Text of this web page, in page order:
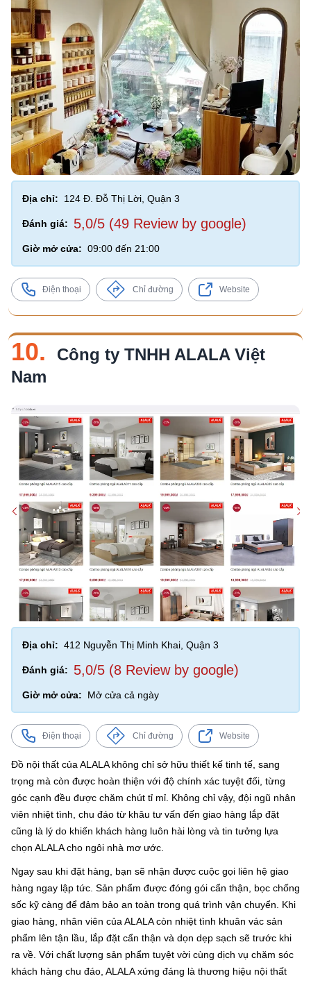
Địa chỉ: 124 Đ. Đỗ Thị Lời, Quận 3
Đánh giá: 5,0/5 (49 Review by google)
Giờ mở cửa: 09:00 đến 21:00
Điện thoại Chỉ đường Website
10.
Công ty TNHH ALALA Việt
Nam
Địa chỉ: 412 Nguyễn Thị Minh Khai, Quận 3
Đánh giá: 5,0/5 (8 Review by google)
Giờ mở cửa: Mở cửa cả ngày
Điện thoại Chỉ đường Website
Đồ nội thất của ALALA không chỉ sở hữu thiết kế tinh tế, sang
trọng mà còn được hoàn thiện với độ chính xác tuyệt đối, từng
góc cạnh đều được chăm chút tỉ mỉ. Không chỉ vậy, đội ngũ nhân
viên nhiệt tình, chu đáo từ khâu tư vấn đến giao hàng lắp đặt
cũng là lý do khiến khách hàng luôn hài lòng và tin tưởng lựa
chọn ALALA cho ngôi nhà mơ ước.
Ngay sau khi đặt hàng, bạn sẽ nhận được cuộc gọi liên hệ giao
hàng ngay lập tức. Sản phẩm được đóng gói cẩn thận, bọc chống
sốc kỹ càng để đảm bảo an toàn trong quá trình vận chuyển. Khi
giao hàng, nhân viên của ALALA còn nhiệt tình khuân vác sản
phẩm lên tận lầu, lắp đặt cẩn thận và dọn dẹp sạch sẽ trước khi
ra về. Với chất lượng sản phẩm tuyệt vời cùng dịch vụ chăm sóc
khách hàng chu đáo, ALALA xứng đáng là thương hiệu nội thất